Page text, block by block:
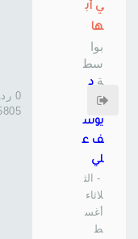
ي أب
ها
بوا
سط
ة د
عاء
يوس
ف ع
لي
- الث
لاثاء
أغس
ط
0 ردود
5805 مشاهدات